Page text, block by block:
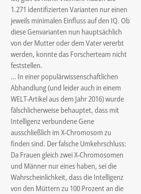
1.271 identifizierten Varianten nur einen
jeweils minimalen Einfluss auf den IQ. Ob
diese Genvarianten nun hauptsächlich
von der Mutter oder dem Vater vererbt
werden, konnte das Forscherteam nicht
feststellen.
… In einer populärwissenschaftlichen
Abhandlung (und leider auch in einem
WELT-Artikel aus dem Jahr 2016) wurde
fälschlicherweise behauptet, dass mit
Intelligenz verbundene Gene
ausschließlich im X-Chromosom zu
finden sind. Der falsche Umkehrschluss:
Da Frauen gleich zwei X-Chromosomen
und Männer nur eines haben, sei die
Wahrscheinlichkeit, dass die Intelligenz
von den Müttern zu 100 Prozent an die